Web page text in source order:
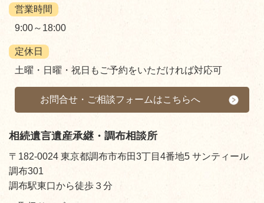
営業時間
9:00～18:00
定休日
土曜・日曜・祝日もご予約をいただければ対応可
お問合せ・ご相談フォームはこちらへ
相続遺言遺産承継・調布相談所
〒182-0024 東京都調布市布田3丁目4番地5 サンティール
調布301
調布駅東口から徒歩３分